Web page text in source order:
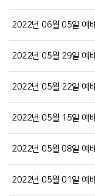
2022년 06월 05일 예
2022년 05월 29일 예
2022년 05월 22일 예
2022년 05월 15일 예
2022년 05월 08일 예
2022년 05월 01일 예